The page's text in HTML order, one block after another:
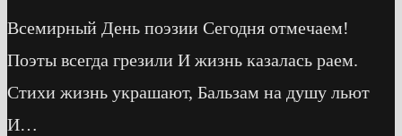
Всемирный День поэзии Сегодня отмечаем!
Поэты всегда грезили И жизнь казалась раем.
Стихи жизнь украшают, Бальзам на душу льют
И…